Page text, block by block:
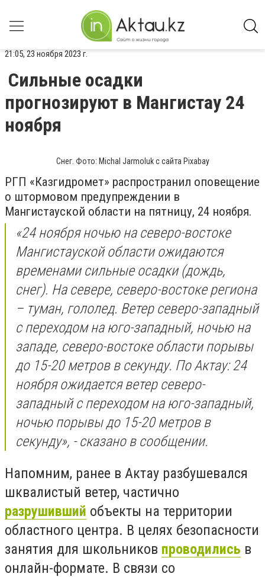
21:05, 23 ноября 2023 г.
Сильные осадки
прогнозируют в Мангистау 24
ноября
Снег. Фото: Michal Jarmoluk с сайта Pixabay
РГП «Казгидромет» распространил оповещение
о штормовом предупреждении в
Мангистауской области на пятницу, 24 ноября.
«24 ноября ночью на северо-востоке
Мангистауской области ожидаются
временами сильные осадки (дождь,
снег). На севере, северо-востоке региона
– туман, гололед. Ветер северо-западный
с переходом на юго-западный, ночью на
западе, северо-востоке области порывы
до 15-20 метров в секунду. По Актау: 24
ноября ожидается ветер северо-
западный с переходом на юго-западный,
ночью порывы до 15-20 метров в
секунду», - сказано в сообщении.
Напомним, ранее в Актау разбушевался
шквалистый ветер, частично
разрушивший объекты на территории
областного центра. В целях безопасности
занятия для школьников проводились в
онлайн-формате. В связи со